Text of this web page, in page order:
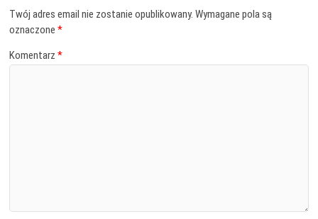
Twój adres email nie zostanie opublikowany. Wymagane pola są
oznaczone*
Komentarz*